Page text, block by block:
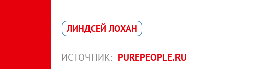
ЛИНДСЕЙ ЛОХАН
ИСТОЧНИК: PUREPEOPLE.RU